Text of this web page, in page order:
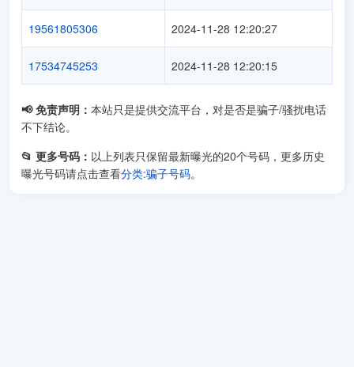
19561805306 2024-11-28 12:20:27
17534745253 2024-11-28 12:20:15
📢 免责声明： 本站只是提供交流平台，对是否是骗子/骚扰电话
不下结论。
📂 更多号码： 以上列表只保留最新曝光的20个号码，更多历史
曝光号码请点击查看分类:骗子号码。